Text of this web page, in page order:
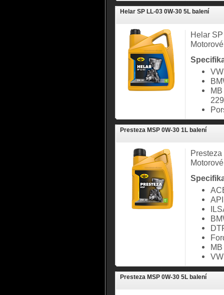
Helar SP LL-03 0W-30 5L balení
Helar
Presteza MSP 0W-30 1L balení
Presteza MSP 0W-30 5L balení